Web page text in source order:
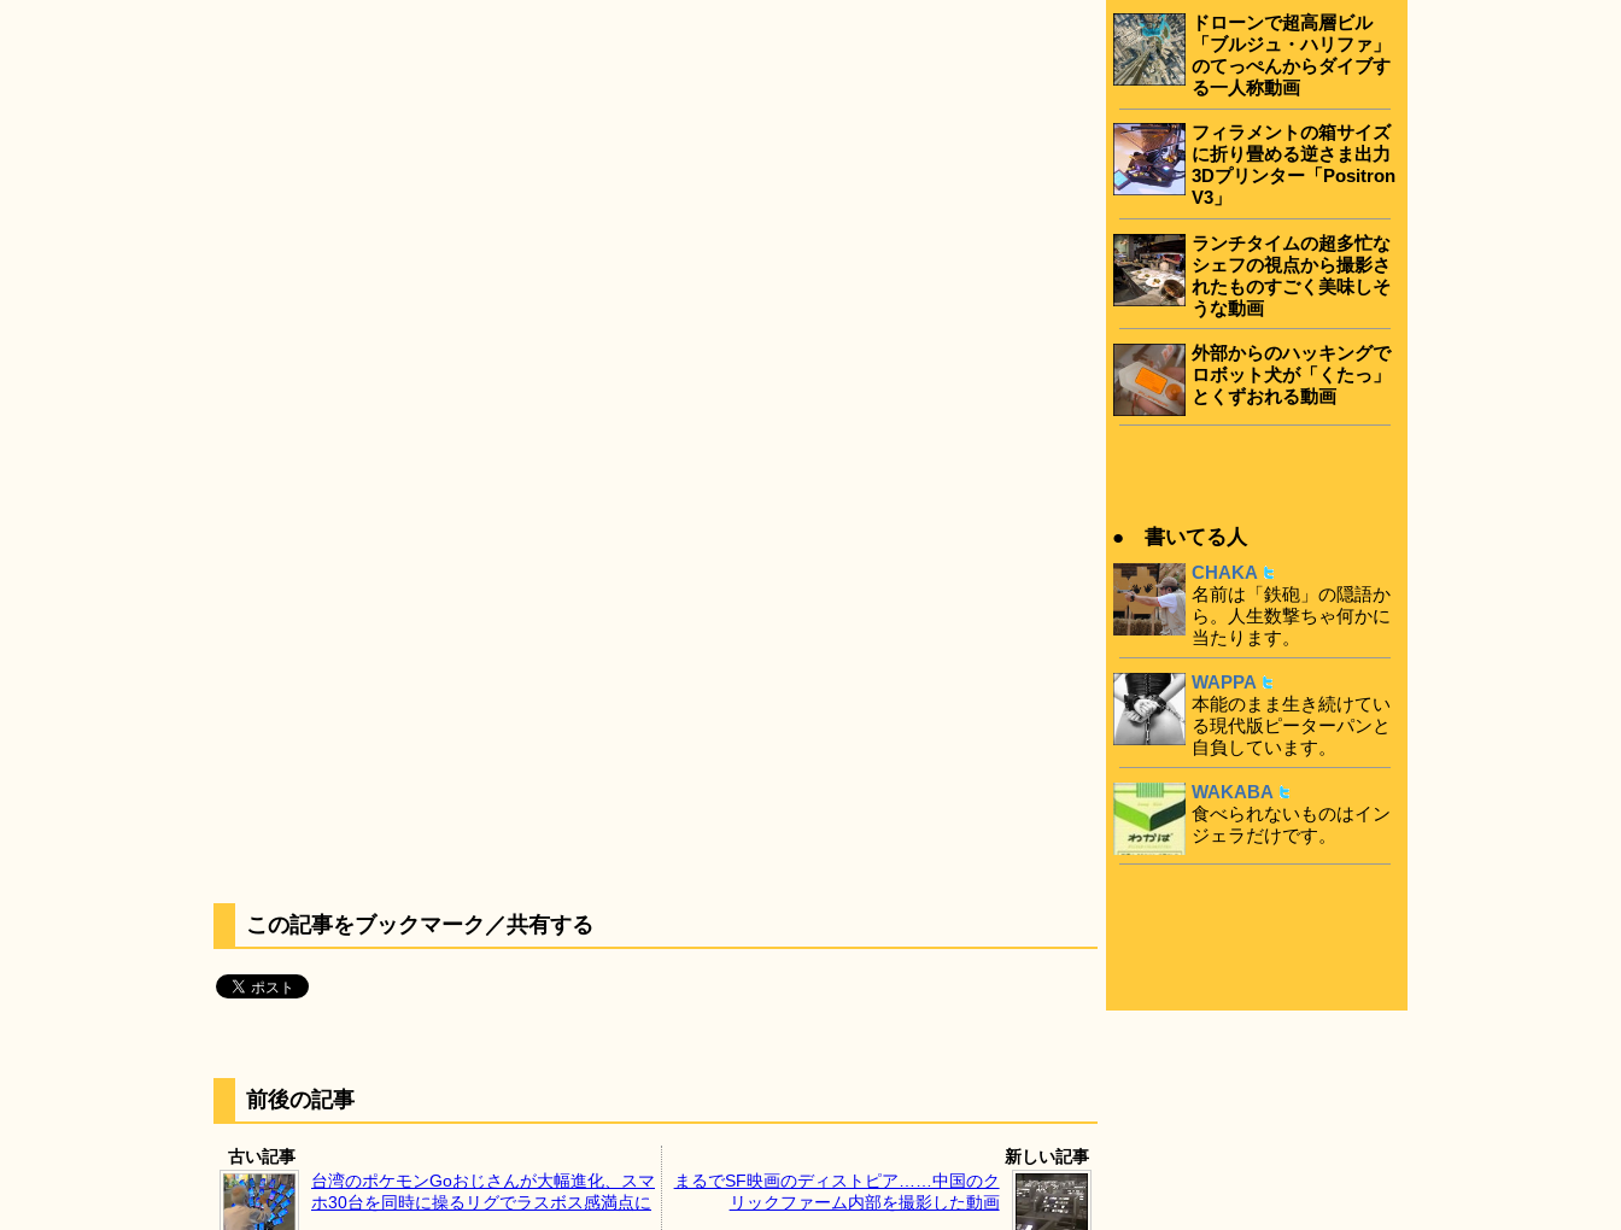
この記事をブックマーク／共有する
前後の記事
古い記事
台湾のポケモンGoおじさんが大幅進化、スマ
ホ30台を同時に操るリグでラスボス感満点に
新しい記事
まるでSF映画のディストピア……中国のク
リックファーム内部を撮影した動画
ドローンで超高層ビル
「ブルジュ・ハリファ」
のてっぺんからダイブす
る一人称動画
フィラメントの箱サイズ
に折り畳める逆さま出力
3Dプリンター「Positron
V3」
ランチタイムの超多忙な
シェフの視点から撮影さ
れたものすごく美味しそ
うな動画
外部からのハッキングで
ロボット犬が「くたっ」
とくずおれる動画
● 書いてる人
CHAKA
名前は「鉄砲」の隠語か
ら。人生数撃ちゃ何かに
当たります。
WAPPA
本能のまま生き続けてい
る現代版ピーターパンと
自負しています。
WAKABA
食べられないものはイン
ジェラだけです。